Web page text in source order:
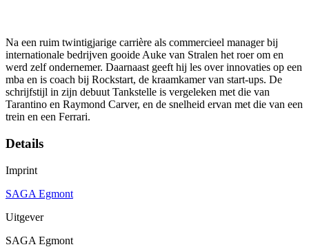
Na een ruim twintigjarige carrière als commercieel manager bij
internationale bedrijven gooide Auke van Stralen het roer om en
werd zelf ondernemer. Daarnaast geeft hij les over innovaties op een
mba en is coach bij Rockstart, de kraamkamer van start-ups. De
schrijfstijl in zijn debuut Tankstelle is vergeleken met die van
Tarantino en Raymond Carver, en de snelheid ervan met die van een
trein en een Ferrari.
Details
Imprint
SAGA Egmont
Uitgever
SAGA Egmont